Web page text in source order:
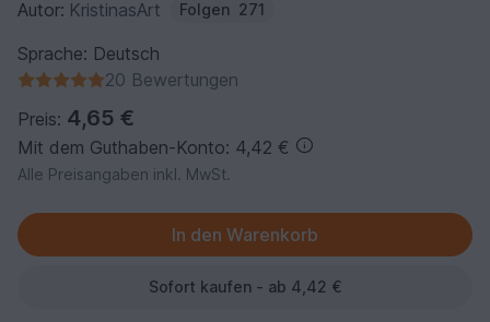
Autor: KristinasArt Folgen 271
Sprache: Deutsch
20 Bewertungen
Preis: 4,65 €
Mit dem Guthaben-Konto: 4,42 €
Alle Preisangaben inkl. MwSt.
Sofort kaufen - ab 4,42 €